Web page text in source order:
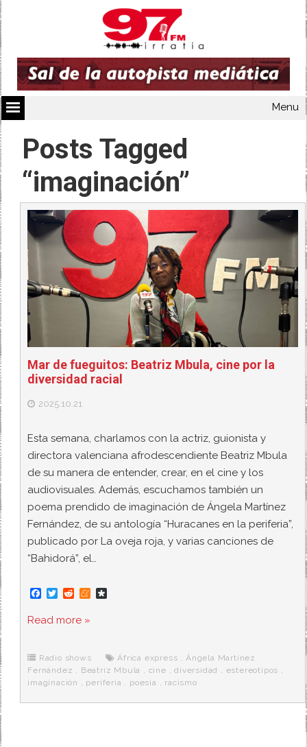
Menu
Posts Tagged
“imaginación”
Mar de fueguitos: Beatriz Mbula, cine por la
diversidad racial
2025.10.21
Esta semana, charlamos con la actriz, guionista y
directora valenciana afrodescendiente Beatriz Mbula
de su manera de entender, crear, en el cine y los
audiovisuales. Además, escuchamos también un
poema prendido de imaginación de Ángela Martínez
Fernández, de su antología “Huracanes en la periferia”,
publicado por La oveja roja, y varias canciones de
“Bahidorá”, el…
F
c
e
o
k
T
i
t
r
R
d
d
M
e
r
a
Read more »
Radio shows África express , Ángela Martínez
Fernández , Beatriz Mbula , cine ,diversidad , estereotipos ,
imaginación , periferia , poesia , racismo